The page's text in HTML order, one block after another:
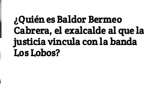
¿Quién es Baldor Bermeo
Cabrera, el exalcalde al que la
justicia vincula con la banda
Los Lobos?